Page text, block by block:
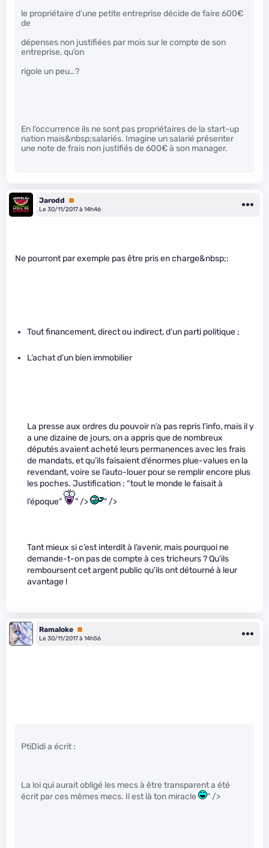
le propriétaire d’une petite entreprise décide de faire 600€
de
dépenses non justifiées par mois sur le compte de son
entreprise, qu’on
rigole un peu…?
En l’occurrence ils ne sont pas propriétaires de la start-up
nation mais&nbsp;salariés. Imagine un salarié présenter
une note de frais non justifiés de 600€ à son manager.
Jarodd
Premium
Le 30/11/2017 à 14h46
Ne pourront par exemple pas être pris en charge&nbsp;:
Tout financement, direct ou indirect, d’un parti politique ;
L’achat d’un bien immobilier
La presse aux ordres du pouvoir n’a pas repris l’info, mais il y
a une dizaine de jours, on a appris que de nombreux
députés avaient acheté leurs permanences avec les frais
de mandats, et qu’ils faisaient d’énormes plue-values en la
revendant, voire se l’auto-louer pour se remplir encore plus
les poches. Justification : “tout le monde le faisait à
l’époque”
" /> " />
Tant mieux si c’est interdit à l’avenir, mais pourquoi ne
demande-t-on pas de compte à ces tricheurs ? Qu’ils
remboursent cet argent public qu’ils ont détourné à leur
avantage !
Ramaloke Premium
Le 30/11/2017 à 14h56
PtiDidi a écrit :
La loi qui aurait obligé les mecs à être transparent a été
écrit par ces mêmes mecs. Il est là ton miracle
" />